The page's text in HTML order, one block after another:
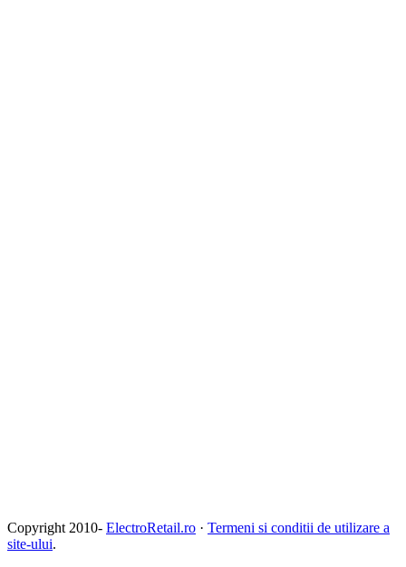
Copyright 2010- ElectroRetail.ro · Termeni si conditii de utilizare a
site-ului.